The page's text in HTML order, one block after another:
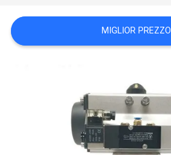
MAPPA
DEL
SITO
INFORMATIVA
MIGLIOR PREZZO